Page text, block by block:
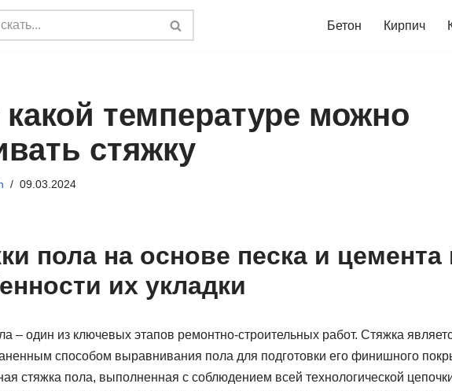
Бетон Кирпич
температуре можно
стяжку
09.03.2024
пола на основе песка и цемента
их укладки
– один из ключевых этапов ремонтно-строительных работ. Стяжка
способом выравнивания пола для подготовки его финишного
стяжка пола, выполненная с соблюдением всей технологической